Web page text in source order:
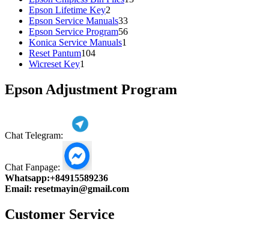
Epson Lifetime Key2
products
Epson Service Manuals3333
products
Epson Service Program5656
Konica Service Manuals1
Reset Pantum104104
Wicreset Key1
Epson Adjustment Program
Chat Telegram:
Chat Fanpage:
Whatsapp:+84915589236
Email: resetmayin@gmail.com
Customer Service